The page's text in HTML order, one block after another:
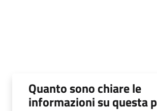
Quanto sono chiare le
informazioni su questa